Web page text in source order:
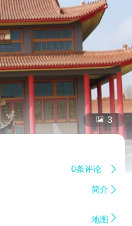
 3
0条评论 
简介 
地图 